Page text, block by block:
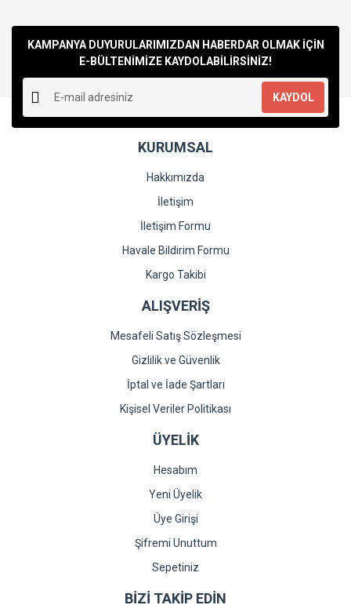
Yorum Yaz
kullanarak tarafımıza iletebilirsiniz.
Görüş ve önerileriniz için teşekkür ederiz.
Ürün resmi kalitesiz, bozuk veya görüntülenemiyor.
Ürün açıklamasında eksik bilgiler bulunuyor.
Ürün bilgilerinde hatalar bulunuyor.
Ürün fiyatı diğer sitelerden daha pahalı.
Gönder
KAMPANYA DUYURULARIMIZDAN HABERDAR OLMAK İÇİN
E-BÜLTENİMİZE KAYDOLABİLİRSİNİZ!
KAYDOL
KURUMSAL
Hakkımızda
İletişim
İletişim Formu
Havale Bildirim Formu
Kargo Takibi
ALIŞVERİŞ
Mesafeli Satış Sözleşmesi
Gizlilik ve Güvenlik
İptal ve İade Şartları
Kişisel Veriler Politikası
ÜYELİK
Hesabım
Yeni Üyelik
Üye Girişi
Şifremi Unuttum
Sepetiniz
BİZİ TAKİP EDİN